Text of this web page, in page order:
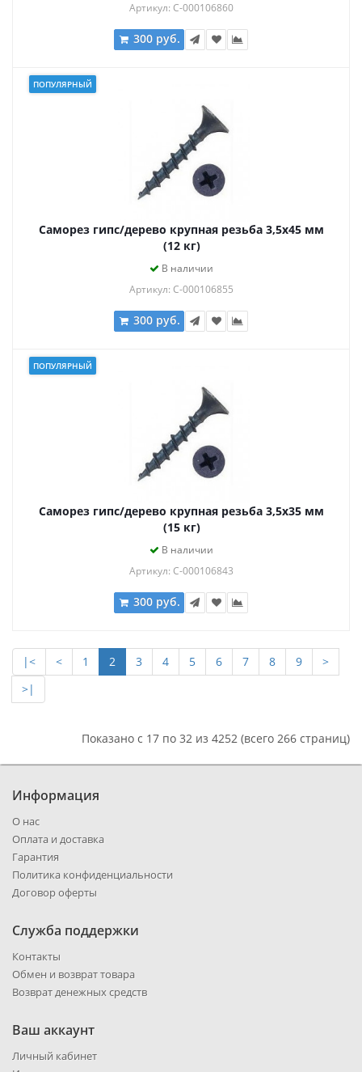
Артикул: С-000106860
300 руб.
ПОПУЛЯРНЫЙ
Саморез гипс/дерево крупная резьба 3,5х45 мм
(12 кг)
В наличии
Артикул: С-000106855
300 руб.
ПОПУЛЯРНЫЙ
Саморез гипс/дерево крупная резьба 3,5х35 мм
(15 кг)
В наличии
Артикул: С-000106843
300 руб.
|< < 1 2 3 4 5 6 7 8 9
>
>|
Показано с 17 по 32 из 4252 (всего 266 страниц)
Информация
О нас
Оплата и доставка
Гарантия
Политика конфиденциальности
Договор оферты
Служба поддержки
Контакты
Обмен и возврат товара
Возврат денежных средств
Ваш аккаунт
Личный кабинет